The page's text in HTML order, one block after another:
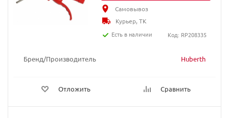
Бренд/Производитель Huberth
Отложить Сравнить
Самовывоз
Курьер, ТК
Есть в наличии
Код: RP208335